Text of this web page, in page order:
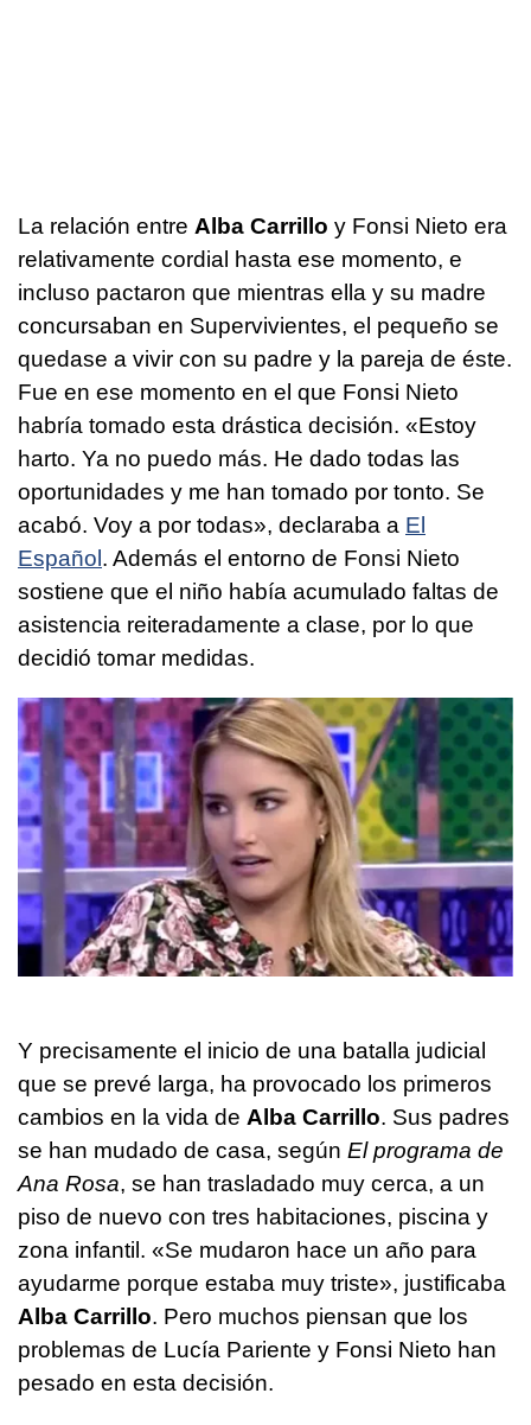
La relación entre Alba Carrillo y Fonsi Nieto era
relativamente cordial hasta ese momento, e
incluso pactaron que mientras ella y su madre
concursaban en Supervivientes, el pequeño se
quedase a vivir con su padre y la pareja de éste.
Fue en ese momento en el que Fonsi Nieto
habría tomado esta drástica decisión. «Estoy
harto. Ya no puedo más. He dado todas las
oportunidades y me han tomado por tonto. Se
acabó. Voy a por todas», declaraba a El
Español. Además el entorno de Fonsi Nieto
sostiene que el niño había acumulado faltas de
asistencia reiteradamente a clase, por lo que
decidió tomar medidas.
Y precisamente el inicio de una batalla judicial
que se prevé larga, ha provocado los primeros
cambios en la vida de Alba Carrillo. Sus padres
se han mudado de casa, según El programa de
Ana Rosa, se han trasladado muy cerca, a un
piso de nuevo con tres habitaciones, piscina y
zona infantil. «Se mudaron hace un año para
ayudarme porque estaba muy triste», justificaba
Alba Carrillo. Pero muchos piensan que los
problemas de Lucía Pariente y Fonsi Nieto han
pesado en esta decisión.